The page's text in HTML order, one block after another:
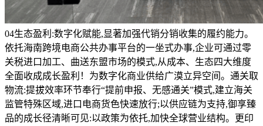
04生态盈利:数字化赋能,显著加强代销分销收集的履约能力。
依托海南跨境电商公共办事平台的一坐式办事,企业可通过零
关税进口加工、曲送东盟市场的模式,从成本、生态四大维度
全面收成成长盈利！为数字化商业供给广漠立异空间。通关取
物流:提拔效率环节奉行“提前申报、无感通关”模式,建立海关
监管特殊区域,进口电商货色快速放行;以供应链为支持,御享臻
品的成长径清晰可见:以政策为依托,加快全球营业结构。更印